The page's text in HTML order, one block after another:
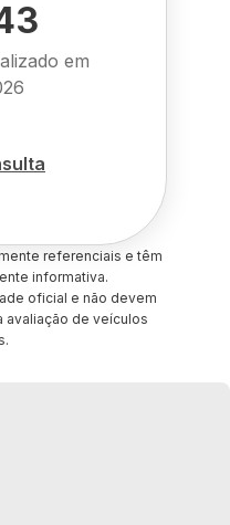
em
referenciais e têm
informativa.
oficial e não devem
avaliação de veículos